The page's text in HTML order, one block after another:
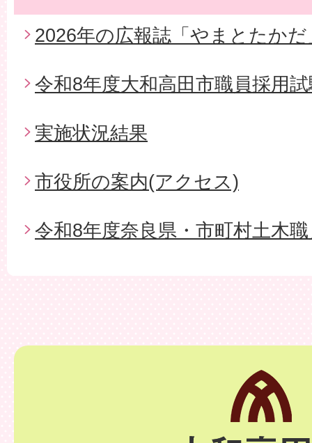
2026年の広報誌「やまとたかだ
令和8年度大和高田市職員採用
実施状況結果
市役所の案内(アクセス)
令和8年度奈良県・市町村土木